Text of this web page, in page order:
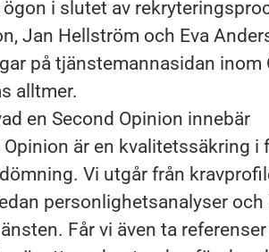
i slutet av
Jan Hellström och Eva
på tjänstemannasidan
alltmer.
en Second Opinion innebär
är en kvalitetssäkring i
Vi utgår från
personlighetsanalyser
Får vi även ta